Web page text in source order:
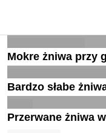
Mokre żniwa przy
Bardzo słabe
Przerwane żniwa